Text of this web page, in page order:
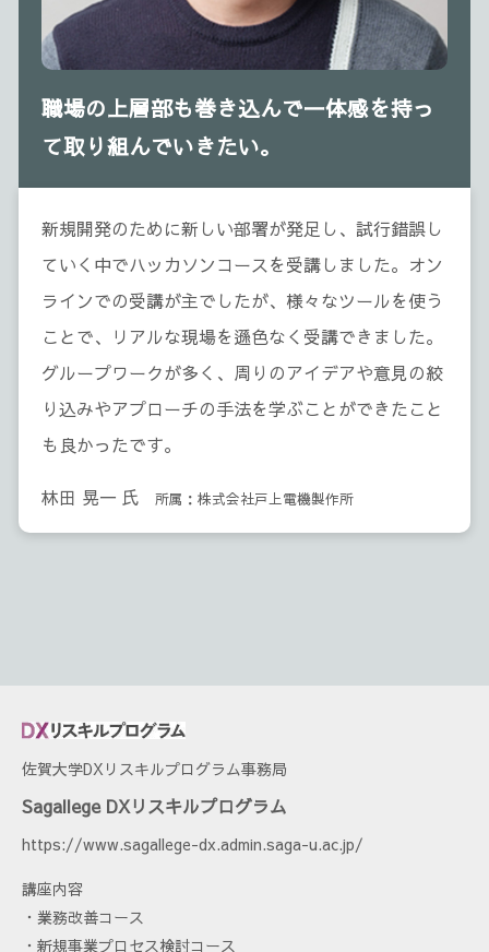
職場の上層部も巻き込んで一体感を持っ
て取り組んでいきたい。
新規開発のために新しい部署が発足し、試行錯誤し
ていく中でハッカソンコースを受講しました。オン
ラインでの受講が主でしたが、様々なツールを使う
ことで、リアルな現場を遜色なく受講できました。
グループワークが多く、周りのアイデアや意見の絞
り込みやアプローチの手法を学ぶことができたこと
も良かったです。
林田 晃一 氏 所属：株式会社戸上電機製作所
佐賀大学DXリスキルプログラム事務局
Sagallege DXリスキルプログラム
https://www.sagallege-dx.admin.saga-u.ac.jp/
講座内容
・ 業務改善コース
・ 新規事業プロセス検討コース